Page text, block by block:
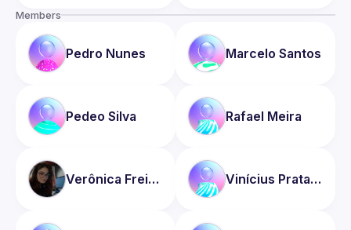
Members
Pedro Nunes Marcelo Santos
Pedeo Silva Rafael Meira
Verônica Freitas Santos Vinícius Prata Klôh